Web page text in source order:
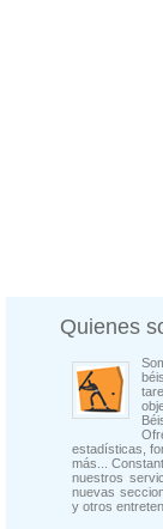
Quienes
estadísticas,
más...
nuestros
nuevas
y otros